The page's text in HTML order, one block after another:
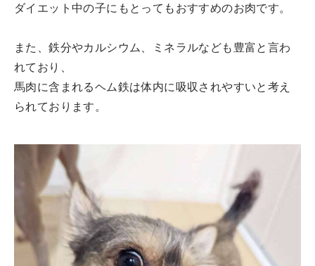
ダイエット中の子にもとってもおすすめのお肉です。
また、鉄分やカルシウム、ミネラルなども豊富と言わ
れており、
馬肉に含まれるヘム鉄は体内に吸収されやすいと考え
られております。